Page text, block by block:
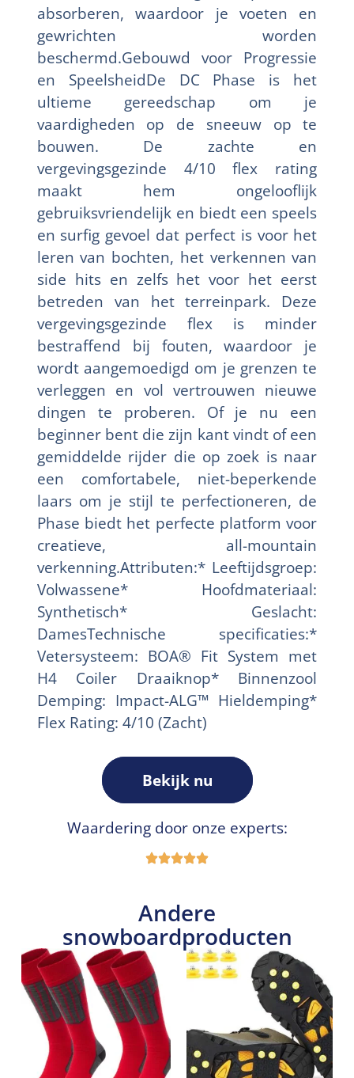
absorberen, waardoor je voeten en
gewrichten worden
beschermd.Gebouwd voor Progressie
en SpeelsheidDe DC Phase is het
ultieme gereedschap om je
vaardigheden op de sneeuw op te
bouwen. De zachte en
vergevingsgezinde 4/10 flex rating
maakt hem ongelooflijk
gebruiksvriendelijk en biedt een speels
en surfig gevoel dat perfect is voor het
leren van bochten, het verkennen van
side hits en zelfs het voor het eerst
betreden van het terreinpark. Deze
vergevingsgezinde flex is minder
bestraffend bij fouten, waardoor je
wordt aangemoedigd om je grenzen te
verleggen en vol vertrouwen nieuwe
dingen te proberen. Of je nu een
beginner bent die zijn kant vindt of een
gemiddelde rijder die op zoek is naar
een comfortabele, niet-beperkende
laars om je stijl te perfectioneren, de
Phase biedt het perfecte platform voor
creatieve, all-mountain
verkenning.Attributen:* Leeftijdsgroep:
Volwassene* Hoofdmateriaal:
Synthetisch* Geslacht:
DamesTechnische specificaties:*
Vetersysteem: BOA® Fit System met
H4 Coiler Draaiknop* Binnenzool
Demping: Impact-ALG™ Hieldemping*
Flex Rating: 4/10 (Zacht)
Bekijk nu
Waardering door onze experts:
Andere
snowboardproducten